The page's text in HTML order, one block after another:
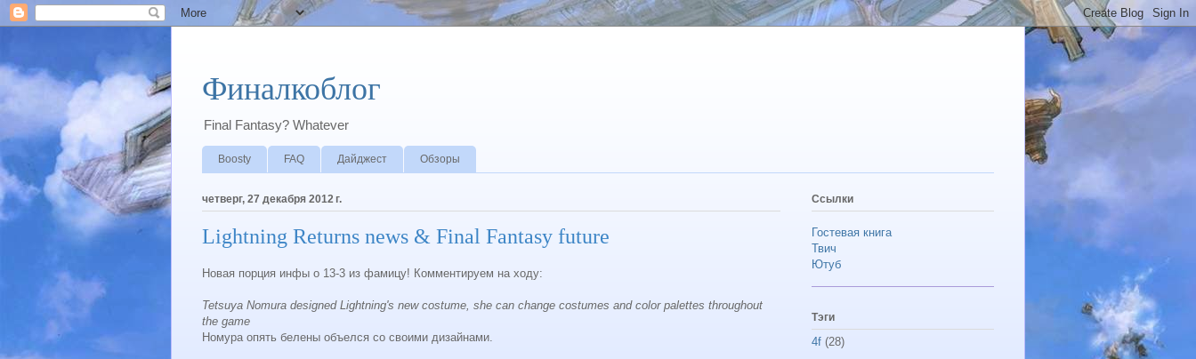
Финалкоблог
Final Fantasy? Whatever
Boosty FAQ Дайджест Обзоры
четверг, 27 декабря 2012 г.
Lightning Returns news & Final Fantasy future
Новая порция инфы о 13-3 из фамицу! Комментируем на ходу:
Tetsuya Nomura designed Lightning's new costume, she can change costumes and color palettes throughout
the game
Номура опять белены объелся со своими дизайнами.
Ссылки
Гостевая книга
Твич
Ютуб
Тэги
4f (28)